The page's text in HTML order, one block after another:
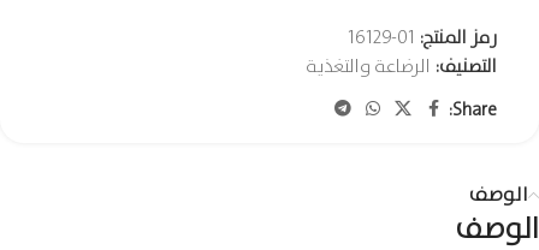
رمز المنتج: 01-16129
التصنيف: الرضاعة والتغذية
Share:
الوصف
الوصف